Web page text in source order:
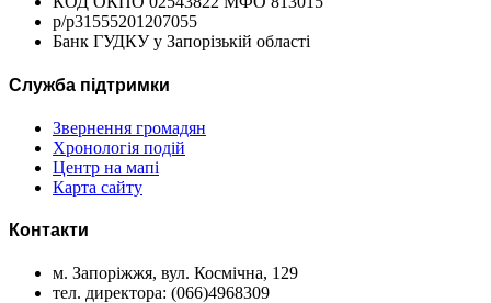
р/р31555201207055
Банк ГУДКУ у Запорізькій області
Служба підтримки
Звернення громадян
Хронологія подій
Центр на мапі
Карта сайту
Контакти
м. Запоріжжя, вул. Космічна, 129
тел. директора: (066)4968309